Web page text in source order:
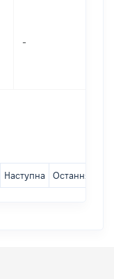
-
Наступна Остання